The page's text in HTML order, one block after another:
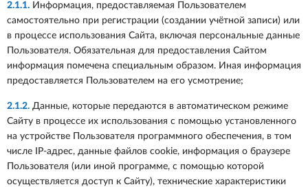
2.1.1. Информация, предоставляемая Пользователем
самостоятельно при регистрации (создании учётной записи) или
в процессе использования Сайта, включая персональные данные
Пользователя. Обязательная для предоставления Сайтом
информация помечена специальным образом. Иная информация
предоставляется Пользователем на его усмотрение;
2.1.2. Данные, которые передаются в автоматическом режиме
Сайту в процессе их использования с помощью установленного
на устройстве Пользователя программного обеспечения, в том
числе IP-адрес, данные файлов cookie, информация о браузере
Пользователя (или иной программе, с помощью которой
осуществляется доступ к Сайту), технические характеристики